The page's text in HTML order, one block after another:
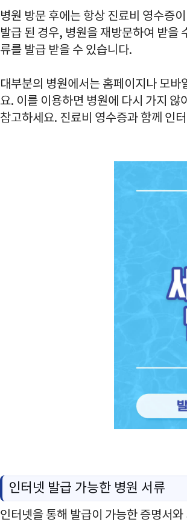
병원 방문 후에는 항상 진료비 영수증
발급 된 경우, 병원을 재방문하여 받을
류를 발급 받을 수 있습니다.
대부분의 병원에서는 홈페이지나 모바
요. 이를 이용하면 병원에 다시 가지
참고하세요. 진료비 영수증과 함께 인
인터넷 발급 가능한 병원 서류
인터넷을 통해 발급이 가능한 증명서